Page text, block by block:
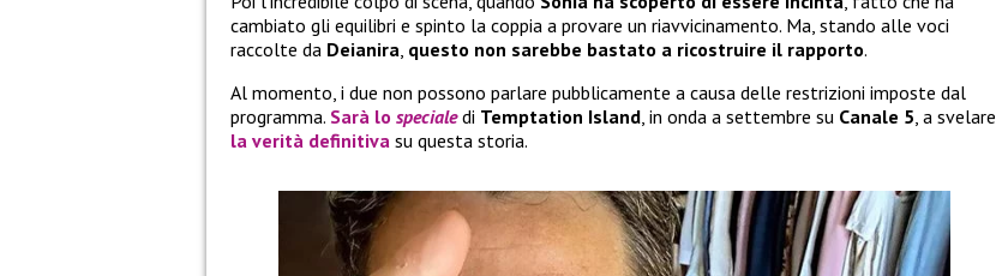
cambiato gli equilibri e spinto la coppia a provare un riavvicinamento. Ma, stando alle voci
raccolte da Deianira, questo non sarebbe bastato a ricostruire il rapporto.
Al momento, i due non possono parlare pubblicamente a causa delle restrizioni imposte dal
programma. Sarà lo speciale di Temptation Island, in onda a settembre su Canale 5, a svelare
la verità definitiva su questa storia.